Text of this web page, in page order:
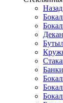
Назад
Банки